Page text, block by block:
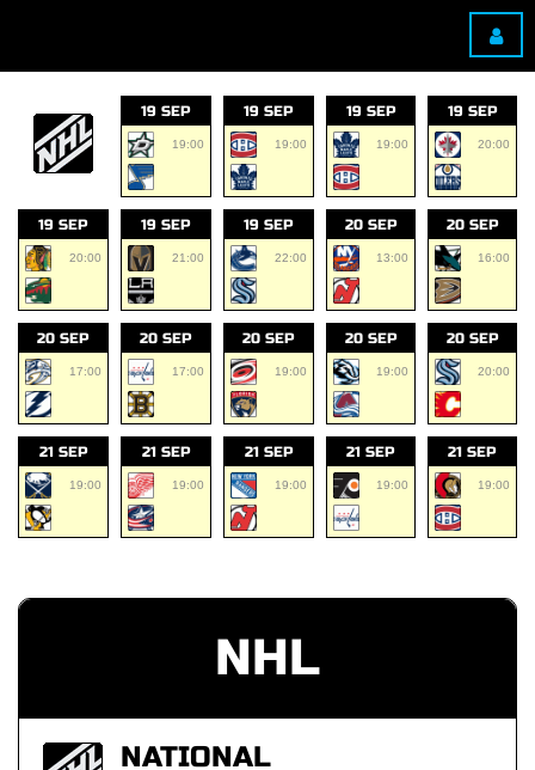
19 SEP
19:00
19 SEP
19:00
19 SEP
19:00
19 SEP
20:00
19 SEP
20:00
19 SEP
21:00
19 SEP
22:00
20 SEP
13:00
20 SEP
16:00
20 SEP
17:00
20 SEP
17:00
20 SEP
19:00
20 SEP
19:00
20 SEP
20:00
21 SEP
19:00
21 SEP
19:00
21 SEP
19:00
21 SEP
19:00
21 SEP
19:00
NHL
NATIONAL